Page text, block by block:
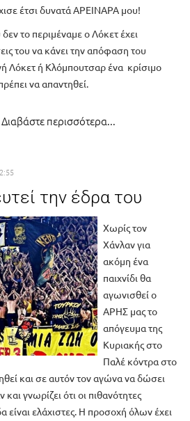
έτσι δυνατά ΑΡΕΙΝΑΡΑ μου!
το περιμέναμε ο Λόκετ έχει
του να κάνει την απόφαση του
Λόκετ ή Κλόμπουτσαρ ένα κρίσιμο
να απαντηθεί.
Διαβάστε περισσότερα...
την έδρα του
Χωρίς τον
Χάνλαν για
ακόμη ένα
παιχνίδι θα
αγωνισθεί ο
ΑΡΗΣ μας το
απόγευμα της
Κυριακής στο
Παλέ κόντρα στο
και σε αυτόν τον αγώνα να δώσει
γνωρίζει ότι οι πιθανότητες
είναι ελάχιστες. Η προσοχή όλων έχει